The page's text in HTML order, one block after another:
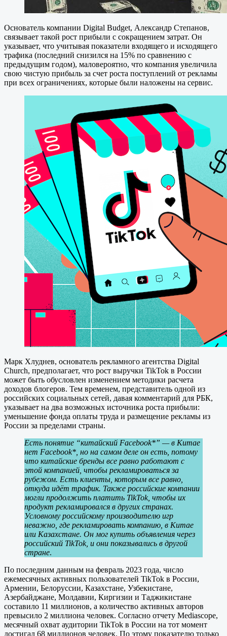
Основатель компании Digital Budget, Александр Степанов,
связывает такой рост прибыли с сокращением затрат. Он
указывает, что учитывая показатели входящего и исходящего
трафика (последний снизился на 15% по сравнению с
предыдущим годом), маловероятно, что компания увеличила
свою чистую прибыль за счет роста поступлений от рекламы
при всех ограничениях, которые были наложены на сервис.
Марк Хлуднев, основатель рекламного агентства Digital
Church, предполагает, что рост выручки TikTok в России
может быть обусловлен изменением методики расчета
доходов блогеров. Тем временем, представитель одной из
российских социальных сетей, давая комментарий для РБК,
указывает на два возможных источника роста прибыли:
уменьшение фонда оплаты труда и размещение рекламы из
России за пределами страны.
Есть понятие “китайский Facebook*” — в Китае
нет Facebook*, но на самом деле он есть, потому
что китайские бренды все равно работают с
этой компанией, чтобы рекламироваться за
рубежом. Есть клиенты, которым все равно,
откуда идёт трафик. Также российские компании
могли продолжить платить TikTok, чтобы их
продукт рекламировался в других странах.
Условному российскому производителю игр
неважно, где рекламировать компанию, в Китае
или Казахстане. Он мог купить объявления через
российский TikTok, и они показывались в другой
стране.
По последним данным на февраль 2023 года, число
ежемесячных активных пользователей TikTok в России,
Армении, Белоруссии, Казахстане, Узбекистане,
Азербайджане, Молдавии, Киргизии и Таджикистане
составило 11 миллионов, а количество активных авторов
превысило 2 миллиона человек. Согласно отчету Mediascope,
месячный охват аудитории TikTok в России на тот момент
достигал 68 миллионов человек. По этому показателю только